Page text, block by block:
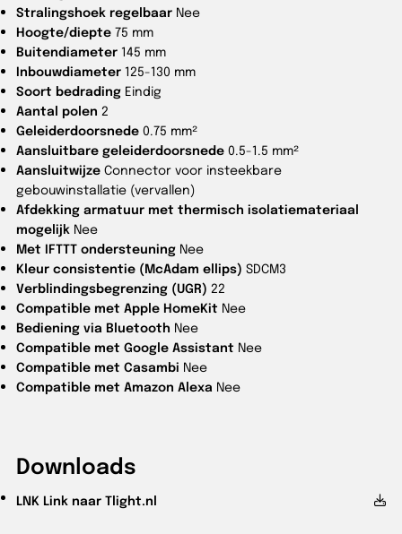
Stralingshoek regelbaar Nee
Hoogte/diepte 75 mm
Buitendiameter 145 mm
Inbouwdiameter 125-130 mm
Soort bedrading Eindig
Aantal polen 2
Geleiderdoorsnede 0.75 mm²
Aansluitbare geleiderdoorsnede 0.5-1.5 mm²
Aansluitwijze Connector voor insteekbare
gebouwinstallatie (vervallen)
Afdekking armatuur met thermisch isolatiemateriaal
mogelijk Nee
Met IFTTT ondersteuning Nee
Kleur consistentie (McAdam ellips) SDCM3
Verblindingsbegrenzing (UGR) 22
Compatible met Apple HomeKit Nee
Bediening via Bluetooth Nee
Compatible met Google Assistant Nee
Compatible met Casambi Nee
Compatible met Amazon Alexa Nee
Downloads
LNK Link naar Tlight.nl